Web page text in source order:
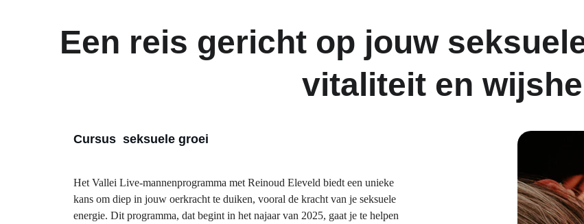
Een reis gericht op jouw
vitaliteit en
Het Vallei Live-mannenprogramma met Reinoud Eleveld biedt een unieke
kans om diep in jouw oerkracht te duiken, vooral de kracht van je seksuele
energie. Dit programma, dat begint in het najaar van 2025, gaat je te helpen
Cursus  seksuele groei